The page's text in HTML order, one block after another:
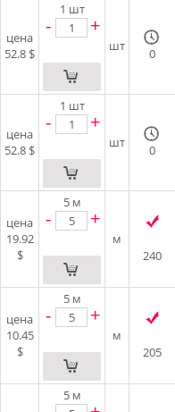
цена
52.8 $
1 шт
- +
шт 0
цена
52.8 $
1 шт
- +
шт 0
цена
19.92
$
5 м
- +
м
240
цена
10.45
$
5 м
- +
м
205
5 м